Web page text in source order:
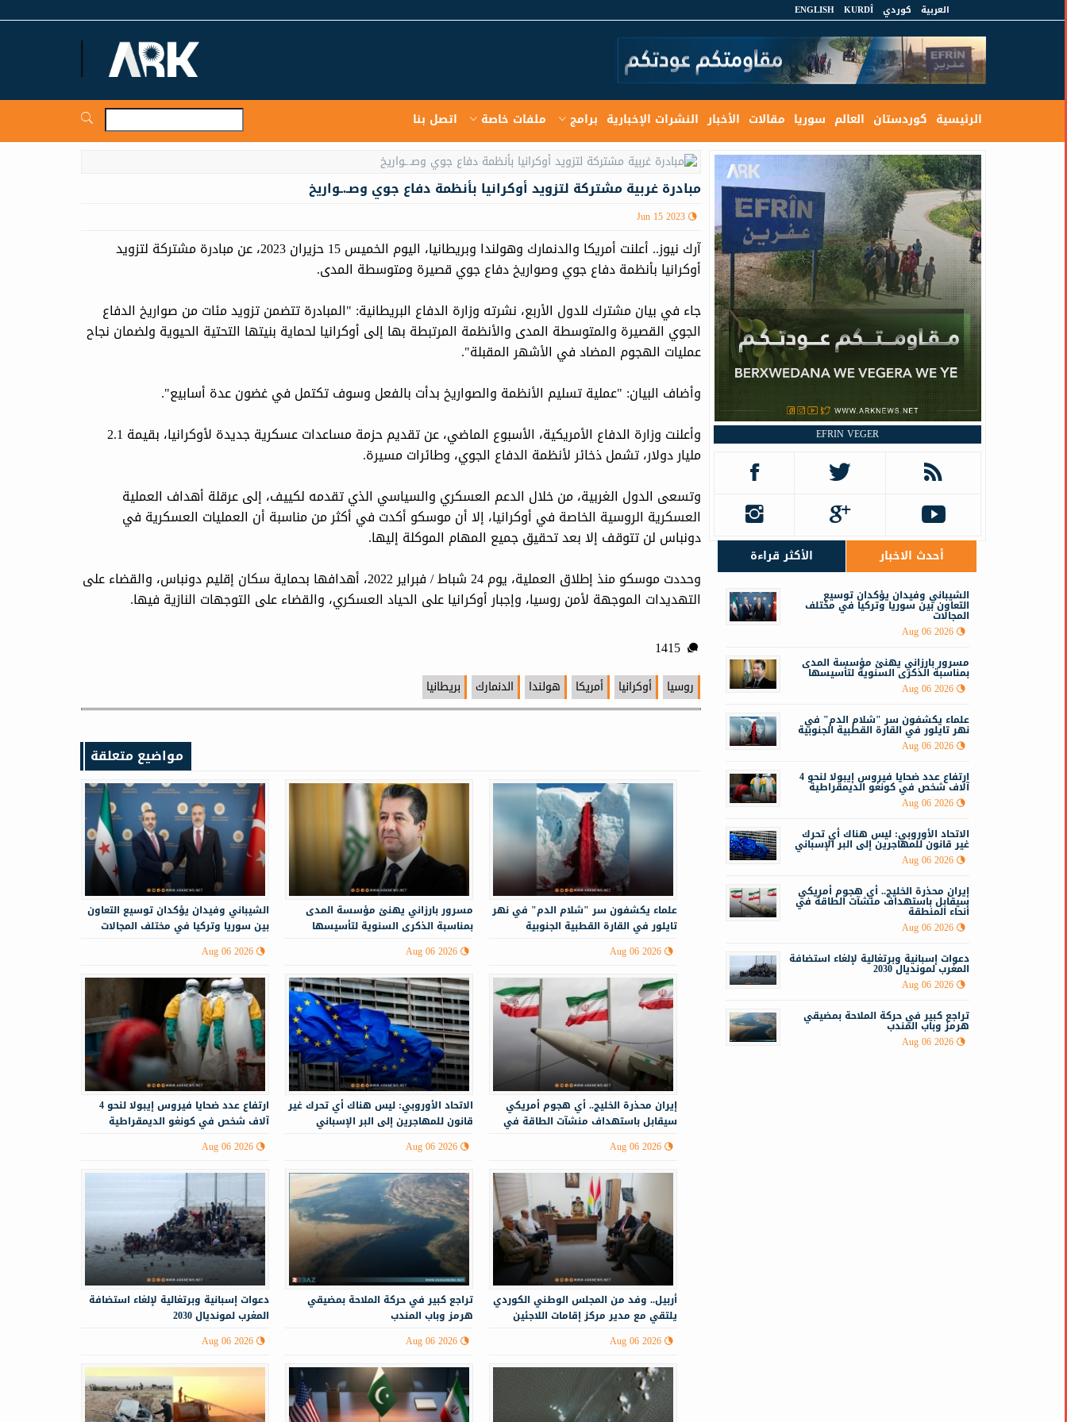
العربية كوردي KURDÎ
ENGLISH
الرئيسية كوردستان العالم سوريا مقالات الأخبار النشرات الإخبارية برامج ملفات خاصة اتصل بنا
مبادرة غربية مشتركة لتزويد أوكرانيا بأنظمة دفاع جوي وصـ.ـواريخ
Jun 15 2023
آرك نيوز.. أعلنت أمريكا والدنمارك وهولندا وبريطانيا، اليوم الخميس 15 حزيران 2023، عن مبادرة مشتركة لتزويد
أوكرانيا بأنظمة دفاع جوي وصواريخ دفاع جوي قصيرة ومتوسطة المدى.
جاء في بيان مشترك للدول الأربع، نشرته وزارة الدفاع البريطانية: "المبادرة تتضمن تزويد مئات من صواريخ الدفاع
الجوي القصيرة والمتوسطة المدى والأنظمة المرتبطة بها إلى أوكرانيا لحماية بنيتها التحتية الحيوية ولضمان نجاح
عمليات الهجوم المضاد في الأشهر المقبلة".
وأضاف البيان: "عملية تسليم الأنظمة والصواريخ بدأت بالفعل وسوف تكتمل في غضون عدة أسابيع".
وأعلنت وزارة الدفاع الأمريكية، الأسبوع الماضي، عن تقديم حزمة مساعدات عسكرية جديدة لأوكرانيا، بقيمة ‏‏2.1
مليار دولار، تشمل ذخائر لأنظمة الدفاع الجوي، وطائرات مسيرة.‏
وتسعى الدول الغربية، من خلال الدعم العسكري والسياسي الذي تقدمه لكييف، إلى عرقلة أهداف العملية
العسكرية الروسية الخاصة في أوكرانيا، إلا أن موسكو أكدت في أكثر من مناسبة أن العمليات العسكرية في
دونباس لن تتوقف إلا بعد تحقيق جميع المهام الموكلة إليها.
وحددت موسكو منذ إطلاق العملية، يوم 24 شباط / فبراير 2022، أهدافها بحماية سكان إقليم دونباس، والقضاء على
التهديدات الموجهة لأمن روسيا، وإجبار أوكرانيا على الحياد العسكري، والقضاء على التوجهات النازية فيها.
1415
روسيا أوكرانيا أمريكا هولندا الدنمارك بريطانيا
مواضيع متعلقة
الشيباني وفيدان يؤكدان توسيع التعاون
بين سوريا وتركيا في مختلف المجالات
Aug 06 2026
مسرور بارزاني يهنئ مؤسسة المدى
بمناسبة الذكرى السنوية لتأسيسها
Aug 06 2026
علماء يكشفون سر "شلام الدم" في نهر
تايلور في القارة القطبية الجنوبية
Aug 06 2026
ارتفاع عدد ضحايا فيروس إيبولا لنحو 4
آلاف شخص في كونغو الديمقراطية
Aug 06 2026
الاتحاد الأوروبي: ليس هناك أي تحرك غير
قانون للمهاجرين إلى البر الإسباني
Aug 06 2026
إيران محذرة الخليج.. أي هجوم أمريكي
سيقابل باستهداف منشآت الطاقة في
Aug 06 2026
دعوات إسبانية وبرتغالية لإلغاء استضافة
المغرب لمونديال 2030
Aug 06 2026
تراجع كبير في حركة الملاحة بمضيقي
هرمز وباب المندب
Aug 06 2026
أربيل.. وفد من المجلس الوطني الكوردي
يلتقي مع مدير مركز إقامات اللاجئين
Aug 06 2026
EFRIN VEGER
أحدث الاخبار الأكثر قراءة
الشيباني وفيدان يؤكدان توسيع
التعاون بين سوريا وتركيا في مختلف
المجالات
Aug 06 2026
مسرور بارزاني يهنئ مؤسسة المدى
بمناسبة الذكرى السنوية لتأسيسها
Aug 06 2026
علماء يكشفون سر "شلام الدم" في
نهر تايلور في القارة القطبية الجنوبية
Aug 06 2026
ارتفاع عدد ضحايا فيروس إيبولا لنحو 4
آلاف شخص في كونغو الديمقراطية
Aug 06 2026
الاتحاد الأوروبي: ليس هناك أي تحرك
غير قانون للمهاجرين إلى البر الإسباني
Aug 06 2026
إيران محذرة الخليج.. أي هجوم أمريكي
سيقابل باستهداف منشآت الطاقة في
أنحاء المنطقة
Aug 06 2026
دعوات إسبانية وبرتغالية لإلغاء استضافة
المغرب لمونديال 2030
Aug 06 2026
تراجع كبير في حركة الملاحة بمضيقي
هرمز وباب المندب
Aug 06 2026